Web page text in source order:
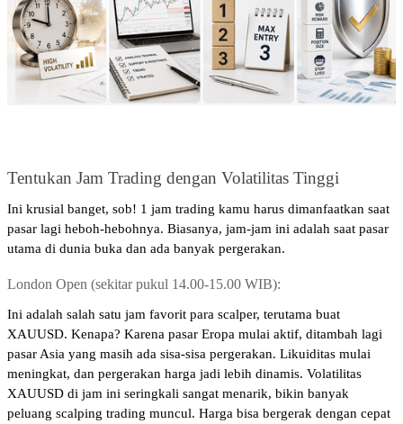
Tentukan Jam Trading dengan Volatilitas Tinggi
Ini krusial banget, sob! 1 jam trading kamu harus dimanfaatkan saat
pasar lagi heboh-hebohnya. Biasanya, jam-jam ini adalah saat pasar
utama di dunia buka dan ada banyak pergerakan.
London Open (sekitar pukul 14.00-15.00 WIB):
Ini adalah salah satu jam favorit para scalper, terutama buat
XAUUSD. Kenapa? Karena pasar Eropa mulai aktif, ditambah lagi
pasar Asia yang masih ada sisa-sisa pergerakan. Likuiditas mulai
meningkat, dan pergerakan harga jadi lebih dinamis. Volatilitas
XAUUSD di jam ini seringkali sangat menarik, bikin banyak
peluang scalping trading muncul. Harga bisa bergerak dengan cepat